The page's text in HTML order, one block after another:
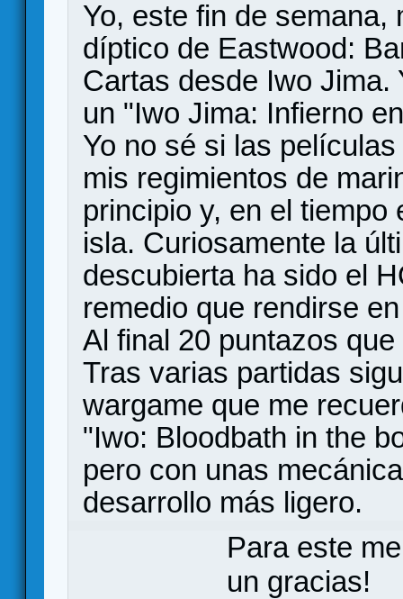
Yo, este fin de
díptico de Eastwood:
Cartas desde Iwo Jima.
un "Iwo Jima: Infierno
Yo no sé si las
mis regimientos de
principio y, en el
isla. Curiosamente la
descubierta ha sido el
remedio que rendirse
Al final 20 puntazos
Tras varias partidas
wargame que me
"Iwo: Bloodbath in the
pero con unas
desarrollo más ligero.
Para este
un gracias!